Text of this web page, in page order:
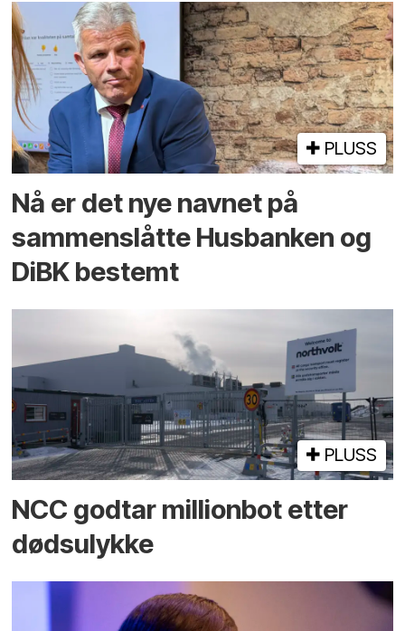
PLUSS
Nå er det nye navnet på
sammenslåtte Husbanken og
DiBK bestemt
PLUSS
NCC godtar millionbot etter
dødsulykke